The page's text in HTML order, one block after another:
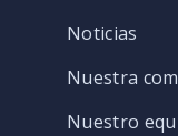
Noticias
Nuestra
Nuestro